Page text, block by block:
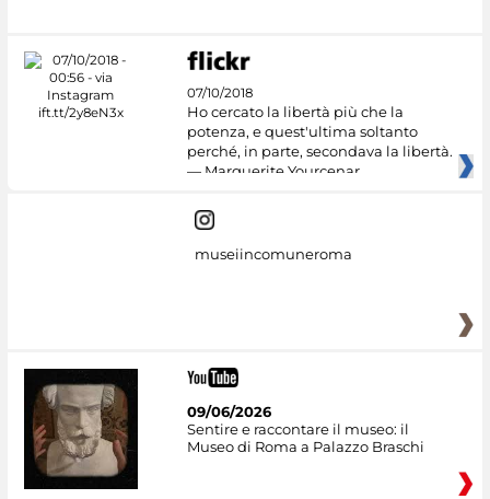
07/10/2018
Ho cercato la libertà più che la
potenza, e quest'ultima soltanto
perché, in parte, secondava la libertà.
— Marguerite Yourcenar
museiincomuneroma
09/06/2026
Sentire e raccontare il museo: il
Museo di Roma a Palazzo Braschi